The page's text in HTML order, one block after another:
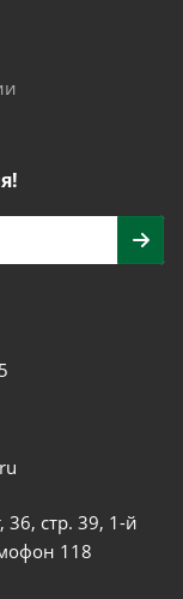
36, стр. 39, 1-й
118